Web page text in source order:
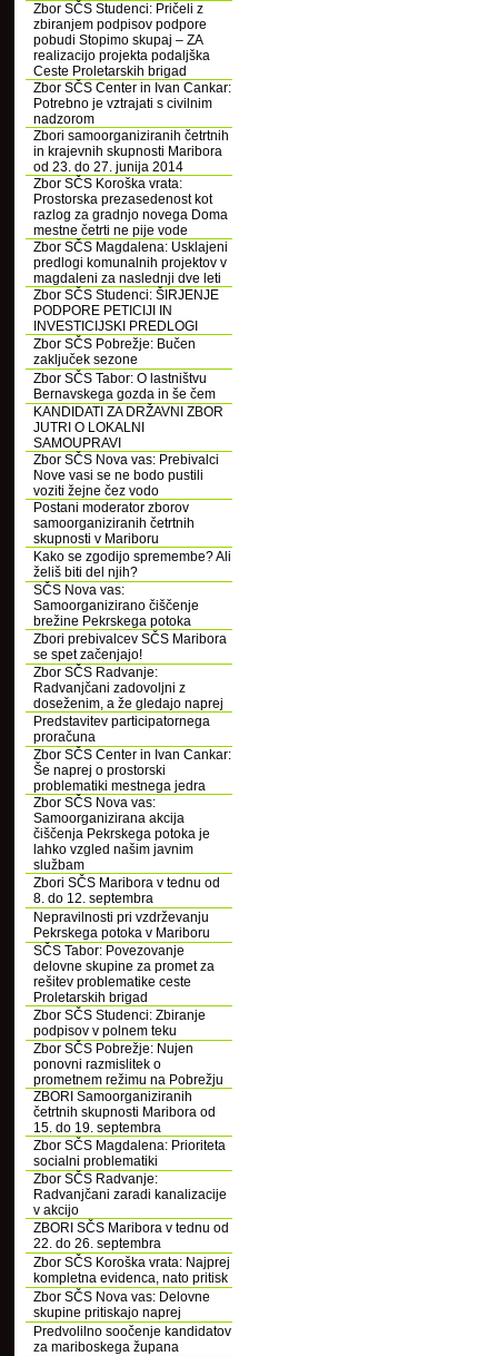
Zbor SČS Studenci: Pričeli z
zbiranjem podpisov podpore
pobudi Stopimo skupaj – ZA
realizacijo projekta podaljška
Ceste Proletarskih brigad
Zbor SČS Center in Ivan Cankar:
Potrebno je vztrajati s civilnim
nadzorom
Zbori samoorganiziranih četrtnih
in krajevnih skupnosti Maribora
od 23. do 27. junija 2014
Zbor SČS Koroška vrata:
Prostorska prezasedenost kot
razlog za gradnjo novega Doma
mestne četrti ne pije vode
Zbor SČS Magdalena: Usklajeni
predlogi komunalnih projektov v
magdaleni za naslednji dve leti
Zbor SČS Studenci: ŠIRJENJE
PODPORE PETICIJI IN
INVESTICIJSKI PREDLOGI
Zbor SČS Pobrežje: Bučen
zaključek sezone
Zbor SČS Tabor: O lastništvu
Bernavskega gozda in še čem
KANDIDATI ZA DRŽAVNI ZBOR
JUTRI O LOKALNI
SAMOUPRAVI
Zbor SČS Nova vas: Prebivalci
Nove vasi se ne bodo pustili
voziti žejne čez vodo
Postani moderator zborov
samoorganiziranih četrtnih
skupnosti v Mariboru
Kako se zgodijo spremembe? Ali
želiš biti del njih?
SČS Nova vas:
Samoorganizirano čiščenje
brežine Pekrskega potoka
Zbori prebivalcev SČS Maribora
se spet začenjajo!
Zbor SČS Radvanje:
Radvanjčani zadovoljni z
doseženim, a že gledajo naprej
Predstavitev participatornega
proračuna
Zbor SČS Center in Ivan Cankar:
Še naprej o prostorski
problematiki mestnega jedra
Zbor SČS Nova vas:
Samoorganizirana akcija
čiščenja Pekrskega potoka je
lahko vzgled našim javnim
službam
Zbori SČS Maribora v tednu od
8. do 12. septembra
Nepravilnosti pri vzdrževanju
Pekrskega potoka v Mariboru
SČS Tabor: Povezovanje
delovne skupine za promet za
rešitev problematike ceste
Proletarskih brigad
Zbor SČS Studenci: Zbiranje
podpisov v polnem teku
Zbor SČS Pobrežje: Nujen
ponovni razmislitek o
prometnem režimu na Pobrežju
ZBORI Samoorganiziranih
četrtnih skupnosti Maribora od
15. do 19. septembra
Zbor SČS Magdalena: Prioriteta
socialni problematiki
Zbor SČS Radvanje:
Radvanjčani zaradi kanalizacije
v akcijo
ZBORI SČS Maribora v tednu od
22. do 26. septembra
Zbor SČS Koroška vrata: Najprej
kompletna evidenca, nato pritisk
Zbor SČS Nova vas: Delovne
skupine pritiskajo naprej
Predvolilno soočenje kandidatov
za mariboskega župana